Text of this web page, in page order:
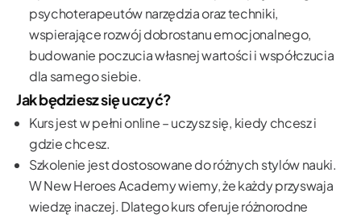
psychoterapeutów narzędzia oraz techniki,
wspierające rozwój dobrostanu emocjonalnego,
budowanie poczucia własnej wartości i współczucia
dla samego siebie.
Jak będziesz się uczyć?
Kurs jest w pełni online – uczysz się, kiedy chcesz i
gdzie chcesz.
Szkolenie jest dostosowane do różnych stylów nauki.
W New Heroes Academy wiemy, że każdy przyswaja
wiedzę inaczej. Dlatego kurs oferuje różnorodne